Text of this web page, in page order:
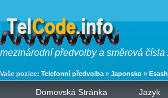
mezinárodní předvolby a směrová čísla
Vaše pozice: Telefonní předvolba » Japonsko »
Domovská Stránka Jazyk